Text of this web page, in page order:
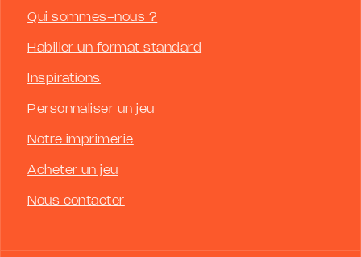
Qui sommes-nous ?
Habiller un format standard
Inspirations
Personnaliser un jeu
Notre imprimerie
Acheter un jeu
Nous contacter